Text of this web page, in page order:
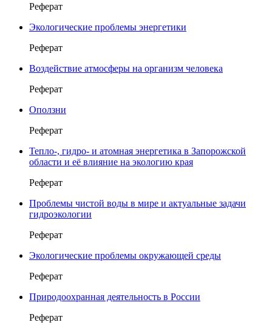
Реферат
Экологические проблемы энергетики
Реферат
Воздействие атмосферы на организм человека
Реферат
Оползни
Реферат
Тепло-, гидро- и атомная энергетика в Запорожской
области и её влияние на экологию края
Реферат
Проблемы чистой воды в мире и актуальные задачи
гидроэкологии
Реферат
Экологические проблемы окружающей среды
Реферат
Природоохранная деятельность в России
Реферат